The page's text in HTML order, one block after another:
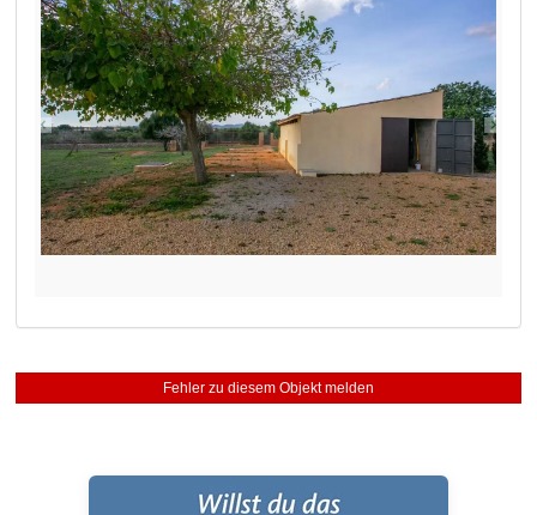
Fehler zu diesem Objekt melden